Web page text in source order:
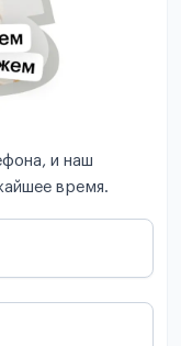
и наш
время.